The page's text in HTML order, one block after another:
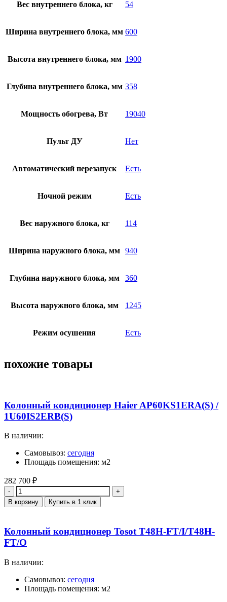
Вес внутреннего блока, кг 54
Ширина внутреннего блока, мм 600
Высота внутреннего блока, мм 1900
Глубина внутреннего блока, мм 358
Мощность обогрева, Вт 19040
Пульт ДУ Нет
Автоматический перезапуск Есть
Ночной режим Есть
Вес наружного блока, кг 114
Ширина наружного блока, мм 940
Глубина наружного блока, мм 360
Высота наружного блока, мм 1245
Режим осушения Есть
похожие товары
Колонный кондиционер Haier AP60KS1ERA(S) /
1U60IS2ERB(S)
В наличии:
Самовывоз: сегодня
Площадь помещения: м2
282 700 ₽
Количество
В корзину Купить в 1 клик
Колонный кондиционер Tosot Т48H-FT/I/Т48H-
FT/O
В наличии:
Самовывоз: сегодня
Площадь помещения: м2